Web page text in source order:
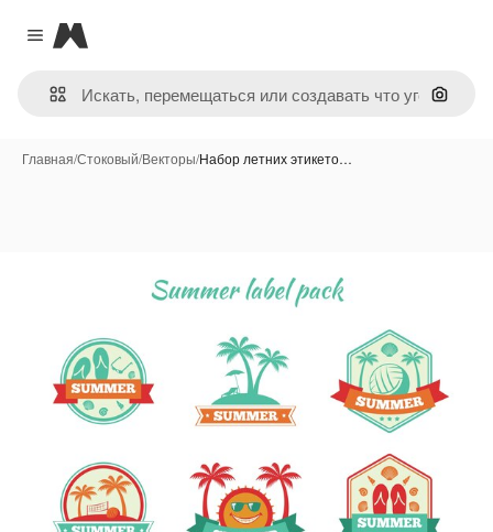
Close menu
Magnific
Поиск
Главная/Стоковый/Векторы/Набор летних этикето…